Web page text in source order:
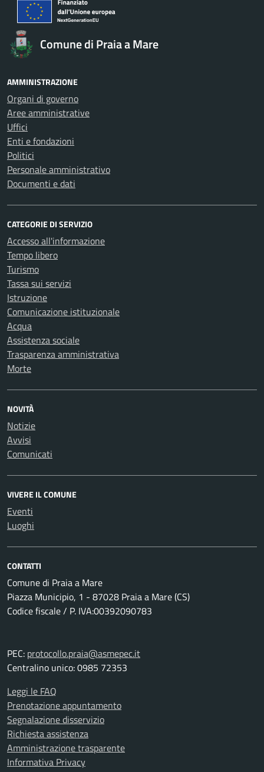
Comune di Praia a Mare
AMMINISTRAZIONE
Organi di governo
Aree amministrative
Uffici
Enti e fondazioni
Politici
Personale amministrativo
Documenti e dati
CATEGORIE DI SERVIZIO
Accesso all'informazione
Tempo libero
Turismo
Tassa sui servizi
Istruzione
Comunicazione istituzionale
Acqua
Assistenza sociale
Trasparenza amministrativa
Morte
NOVITÀ
Notizie
Avvisi
Comunicati
VIVERE IL COMUNE
Eventi
Luoghi
CONTATTI
Comune di Praia a Mare
Piazza Municipio, 1 - 87028 Praia a Mare (CS)
Codice fiscale / P. IVA:00392090783
PEC: protocollo.praia@asmepec.it
Centralino unico: 0985 72353
Leggi le FAQ
Prenotazione appuntamento
Segnalazione disservizio
Richiesta assistenza
Amministrazione trasparente
Informativa Privacy